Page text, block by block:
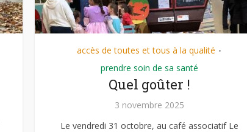
accès de toutes et tous à la qualité •
prendre soin de sa santé
Quel goûter !
3 novembre 2025
Le vendredi 31 octobre, au café associatif Le